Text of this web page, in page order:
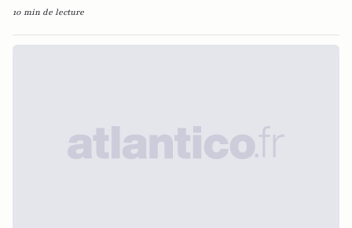
10 min de lecture